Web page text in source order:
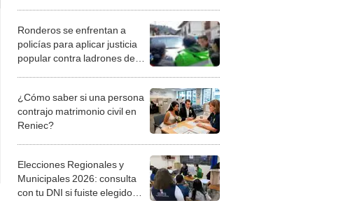
Ronderos se enfrentan a
policías para aplicar justicia
popular contra ladrones de
¿Cómo saber si una persona
contrajo matrimonio civil en
Reniec?
Elecciones Regionales y
Municipales 2026: consulta
con tu DNI si fuiste elegido